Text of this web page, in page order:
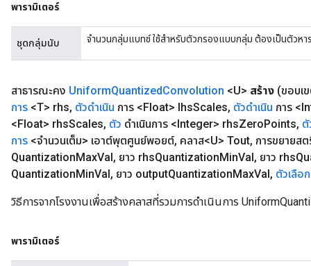
พารามิเตอร์
ชุดกลุ่มนับ จำนวนกลุ่มแบทช์ ใช้สำหรับตัวกรองแบบกลุ่ม ต้องเป็นตัวห
สาธารณะคง UniformQuantizedConvolution <U> สร้าง (ขอบเ
การ <T> rhs, ตัวดำเนิน การ <Float> lhsScales, ตัวดำเนิน การ
<Float> rhsScales, ตัว ดำเนินการ <Integer> rhsZeroPoints, ตั
การ <จำนวนเต็ม> เอาต์พุตศูนย์พอยต์, คลาส<U> Tout, การขยายส
QuantizationMaxVal, ยาว rhsQuantizationMinVal, ยาว rhs
QuantizationMinVal, ยาว outputQuantizationMaxVal, ตัวเลือก
วิธีการจากโรงงานเพื่อสร้างคลาสที่รวมการดำเนินการ
พารามิเตอร์